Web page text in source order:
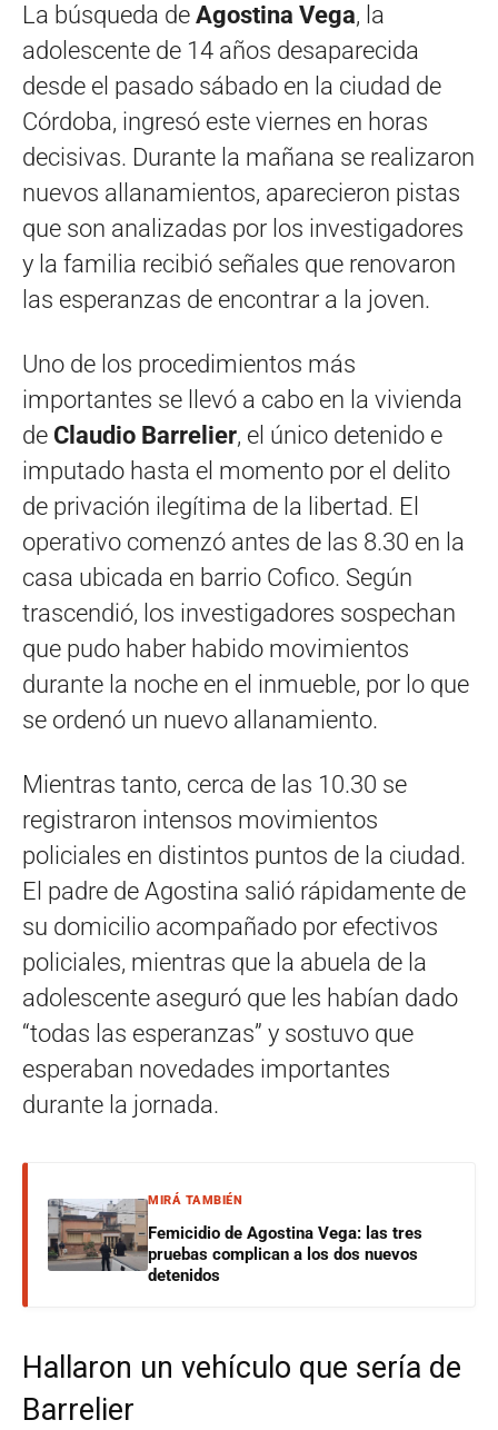
La búsqueda de Agostina Vega, la
adolescente de 14 años desaparecida
desde el pasado sábado en la ciudad de
Córdoba, ingresó este viernes en horas
decisivas. Durante la mañana se realizaron
nuevos allanamientos, aparecieron pistas
que son analizadas por los investigadores
y la familia recibió señales que renovaron
las esperanzas de encontrar a la joven.
Uno de los procedimientos más
importantes se llevó a cabo en la vivienda
de Claudio Barrelier, el único detenido e
imputado hasta el momento por el delito
de privación ilegítima de la libertad. El
operativo comenzó antes de las 8.30 en la
casa ubicada en barrio Cofico. Según
trascendió, los investigadores sospechan
que pudo haber habido movimientos
durante la noche en el inmueble, por lo que
se ordenó un nuevo allanamiento.
Mientras tanto, cerca de las 10.30 se
registraron intensos movimientos
policiales en distintos puntos de la ciudad.
El padre de Agostina salió rápidamente de
su domicilio acompañado por efectivos
policiales, mientras que la abuela de la
adolescente aseguró que les habían dado
“todas las esperanzas” y sostuvo que
esperaban novedades importantes
durante la jornada.
MIRÁ TAMBIÉN
Femicidio de Agostina Vega: las tres
pruebas complican a los dos nuevos
detenidos
Hallaron un vehículo que sería de
Barrelier